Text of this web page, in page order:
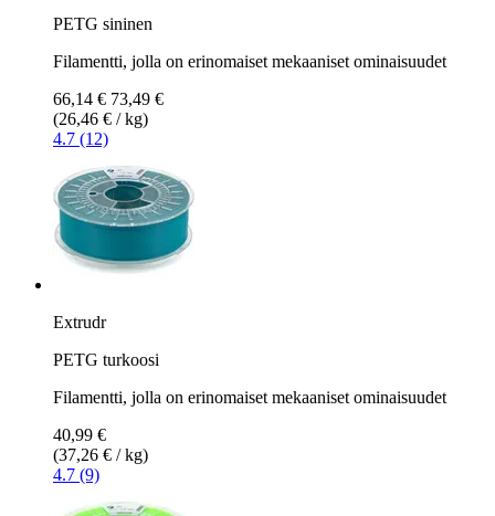
PETG sininen
Filamentti, jolla on erinomaiset mekaaniset ominaisuudet
66,14 € 73,49 €
(26,46 € / kg)
4.7 (12)
Extrudr
PETG turkoosi
Filamentti, jolla on erinomaiset mekaaniset ominaisuudet
40,99 €
(37,26 € / kg)
4.7 (9)